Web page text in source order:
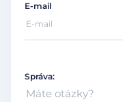
E-mail
Správa: